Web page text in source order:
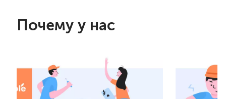
Почему у нас